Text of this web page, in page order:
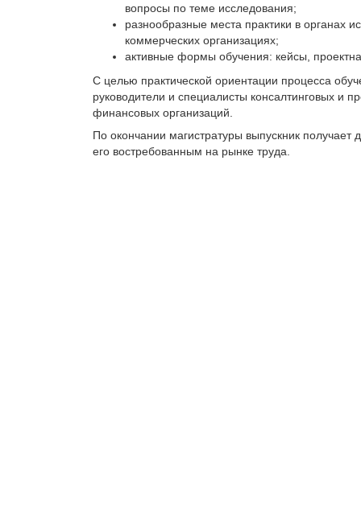
вопросы по теме исследования;
разнообразные места практики в органах
коммерческих организациях;
активные формы обучения: кейсы,
С целью практической ориентации процесса
руководители и специалисты консалтинговых и
финансовых организаций.
По окончании магистратуры выпускник
его востребованным на рынке труда.